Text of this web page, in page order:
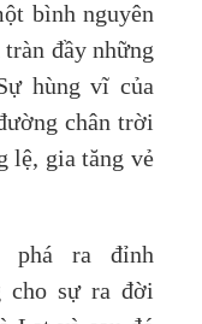
bình nguyên
đầy những
hùng vĩ của
chân trời
lệ, gia tăng vẻ
phá ra đỉnh
cho sự ra đời